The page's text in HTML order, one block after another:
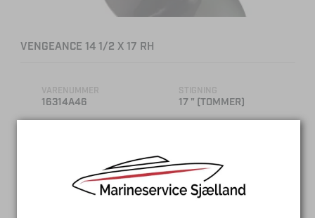
VENGEANCE 14 1/2 X 17 RH
VARENUMMER
16314A46
STIGNING
17 " (TOMMER)
RUSTFRI